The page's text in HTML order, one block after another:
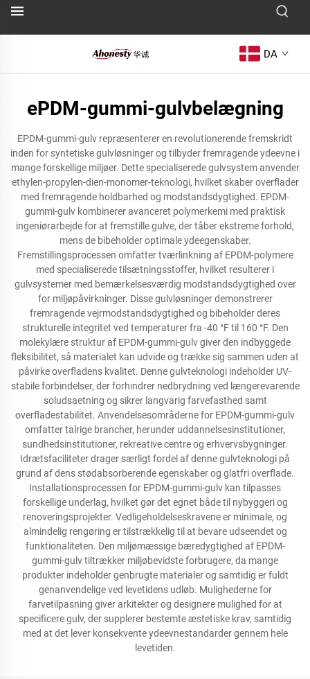
DA
ePDM-gummi-gulvbelægning
EPDM-gummi-gulv repræsenterer en revolutionerende fremskridt
inden for syntetiske gulvløsninger og tilbyder fremragende ydeevne i
mange forskellige miljøer. Dette specialiserede gulvsystem anvender
ethylen-propylen-dien-monomer-teknologi, hvilket skaber overflader
med fremragende holdbarhed og modstandsdygtighed. EPDM-
gummi-gulv kombinerer avanceret polymerkemi med praktisk
ingeniørarbejde for at fremstille gulve, der tåber ekstreme forhold,
mens de bibeholder optimale ydeegenskaber.
Fremstillingsprocessen omfatter tværlinkning af EPDM-polymere
med specialiserede tilsætningsstoffer, hvilket resulterer i
gulvsystemer med bemærkelsesværdig modstandsdygtighed over
for miljøpåvirkninger. Disse gulvløsninger demonstrerer
fremragende vejrmodstandsdygtighed og bibeholder deres
strukturelle integritet ved temperaturer fra -40 °F til 160 °F. Den
molekylære struktur af EPDM-gummi-gulv giver den indbyggede
fleksibilitet, så materialet kan udvide og trække sig sammen uden at
påvirke overfladens kvalitet. Denne gulvteknologi indeholder UV-
stabile forbindelser, der forhindrer nedbrydning ved længerevarende
soludsaetning og sikrer langvarig farvefasthed samt
overfladestabilitet. Anvendelsesområderne for EPDM-gummi-gulv
omfatter talrige brancher, herunder uddannelsesinstitutioner,
sundhedsinstitutioner, rekreative centre og erhvervsbygninger.
Idrætsfaciliteter drager særligt fordel af denne gulvteknologi på
grund af dens stødabsorberende egenskaber og glatfri overflade.
Installationsprocessen for EPDM-gummi-gulv kan tilpasses
forskellige underlag, hvilket gør det egnet både til nybyggeri og
renoveringsprojekter. Vedligeholdelseskravene er minimale, og
almindelig rengøring er tilstrækkelig til at bevare udseendet og
funktionaliteten. Den miljømæssige bæredygtighed af EPDM-
gummi-gulv tiltrækker miljøbevidste forbrugere, da mange
produkter indeholder genbrugte materialer og samtidig er fuldt
genanvendelige ved levetidens udløb. Mulighederne for
farvetilpasning giver arkitekter og designere mulighed for at
specificere gulv, der supplerer bestemte æstetiske krav, samtidig
med at det lever konsekvente ydeevnestandarder gennem hele
levetiden.